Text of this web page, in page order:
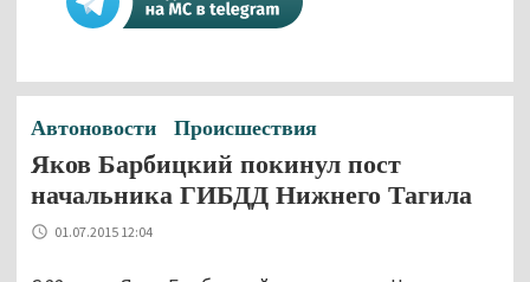
Автоновости Происшествия
Яков Барбицкий покинул пост
начальника ГИБДД Нижнего Тагила
01.07.2015 12:04